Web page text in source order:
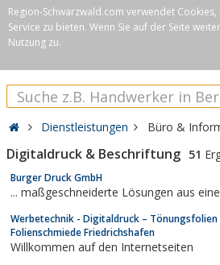
Region-Schwarzwald.com verwendet
Service zu bieten. Wenn Sie auf der Seite
Nutzung zu.
Dienstleistungen Büro &
Digitaldruck & Beschriftung 51
Burger Druck GmbH
... maßgeschneiderte Lösungen aus
Werbetechnik - Digitaldruck – Tönungsfolien
Folienschmiede Friedrichshafen
Willkommen auf den Internetseiten